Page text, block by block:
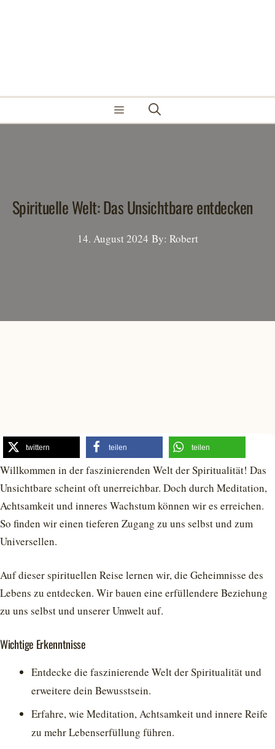
Menü
Spirituelle Welt: Das Unsichtbare entdecken
14. August 2024 By: Robert
twittern teilen teilen
Willkommen in der faszinierenden Welt der Spiritualität! Das
Unsichtbare scheint oft unerreichbar. Doch durch Meditation,
Achtsamkeit und inneres Wachstum können wir es erreichen.
So finden wir einen tieferen Zugang zu uns selbst und zum
Universellen.
Auf dieser spirituellen Reise lernen wir, die Geheimnisse des
Lebens zu entdecken. Wir bauen eine erfüllendere Beziehung
zu uns selbst und unserer Umwelt auf.
Wichtige Erkenntnisse
Entdecke die faszinierende Welt der Spiritualität und
erweitere dein Bewusstsein.
Erfahre, wie Meditation, Achtsamkeit und innere Reife
zu mehr Lebenserfüllung führen.